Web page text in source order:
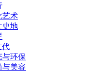
艺术
史地
代
与环保
与美容